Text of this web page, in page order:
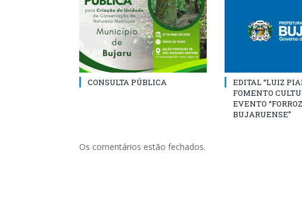
CONSULTA PÚBLICA
EDITAL “LUIZ
FOMENTO
EVENTO
BUJARUENSE”
Os comentários estão fechados.